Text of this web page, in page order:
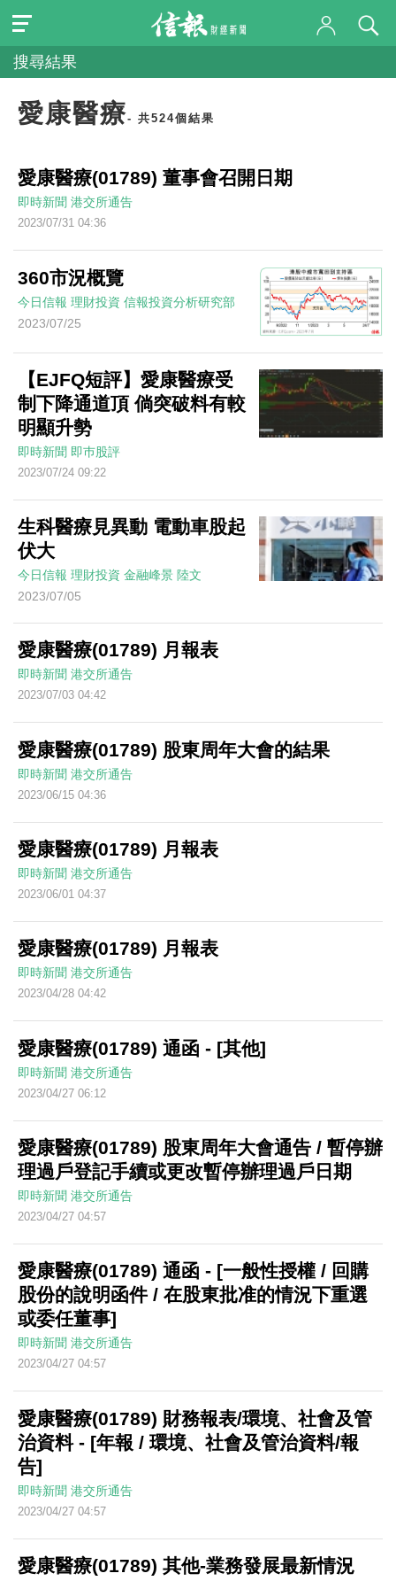
搜尋結果
愛康醫療- 共524個結果
愛康醫療(01789) 董事會召開日期
即時新聞 港交所通告
2023/07/31 04:36
360市況概覽
今日信報 理財投資 信報投資分析研究部
2023/07/25
【EJFQ短評】愛康醫療受
制下降通道頂 倘突破料有較
明顯升勢
即時新聞 即巿股評
2023/07/24 09:22
生科醫療見異動 電動車股起
伏大
今日信報 理財投資 金融峰景 陸文
2023/07/05
愛康醫療(01789) 月報表
即時新聞 港交所通告
2023/07/03 04:42
愛康醫療(01789) 股東周年大會的結果
即時新聞 港交所通告
2023/06/15 04:36
愛康醫療(01789) 月報表
即時新聞 港交所通告
2023/06/01 04:37
愛康醫療(01789) 月報表
即時新聞 港交所通告
2023/04/28 04:42
愛康醫療(01789) 通函 - [其他]
即時新聞 港交所通告
2023/04/27 06:12
愛康醫療(01789) 股東周年大會通告 / 暫停辦
理過戶登記手續或更改暫停辦理過戶日期
即時新聞 港交所通告
2023/04/27 04:57
愛康醫療(01789) 通函 - [一般性授權 / 回購
股份的說明函件 / 在股東批准的情況下重選
或委任董事]
即時新聞 港交所通告
2023/04/27 04:57
愛康醫療(01789) 財務報表/環境、社會及管
治資料 - [年報 / 環境、社會及管治資料/報
告]
即時新聞 港交所通告
2023/04/27 04:57
愛康醫療(01789) 其他-業務發展最新情況